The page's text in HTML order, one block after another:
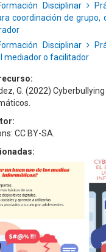
Disciplinar
coordinación de grupo,
Disciplinar
mediador o facilitador
G. (2022)
CC BY-SA.